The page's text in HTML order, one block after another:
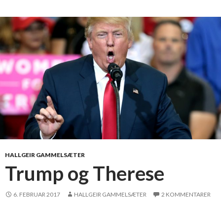
y
s
k
r
s
k
å
v
r
HALLGEIR GAMMELSÆTER
Trump og Therese
6. FEBRUAR 2017 HALLGEIR GAMMELSÆTER 2 KOMMENTARER